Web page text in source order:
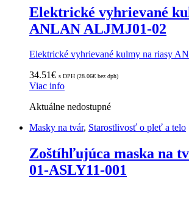
Elektrické vyhrievané
ANLAN ALJMJ01-02
Elektrické vyhrievané kulmy na riasy
34.51€ s DPH (28.06€ bez dph)
Viac info
Aktuálne nedostupné
Masky na tvár, Starostlivosť o pleť a telo
Zoštíhľujúca maska na
01-ASLY11-001